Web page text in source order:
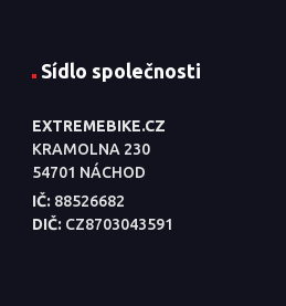
Sídlo společnosti
EXTREMEBIKE.CZ
KRAMOLNA 230
54701 NÁCHOD
IČ: 88526682
DIČ: CZ8703043591